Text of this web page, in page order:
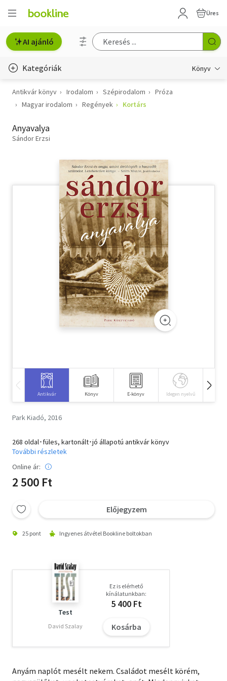
Üres
AI ajánló
Kategóriák Könyv
Életmód, egészség
Gyermek- és ifjúsági
Hobbi, szabadidő
Szótár, nyelvkönyv
Tankönyv, segédkönyv
Társadalomtudomány
Természettudomány
Antikvár könyv Irodalom Szépirodalom
Próza
Magyar irodalom
Regények Kortárs
Anyavalya
Sándor Erzsi
Antikvár Könyv E-könyv Idegen nyelvű
Park Kiadó, 2016
268 oldal･füles, kartonált･jó állapotú antikvár könyv
További részletek
Online ár:
2 500 Ft
Előjegyzem
25 pont Ingyenes átvétel Bookline boltokban
Test
David Szalay
Ez is elérhető
kínálatunkban:
5 400 Ft
Kosárba
Anyám naplót mesélt nekem. Családot mesélt körém,